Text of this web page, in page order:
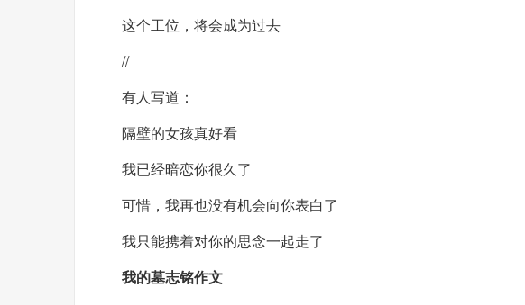
这个工位，将会成为过去
//
有人写道：
隔壁的女孩真好看
我已经暗恋你很久了
可惜，我再也没有机会向你表白了
我只能携着对你的思念一起走了
我的墓志铭作文